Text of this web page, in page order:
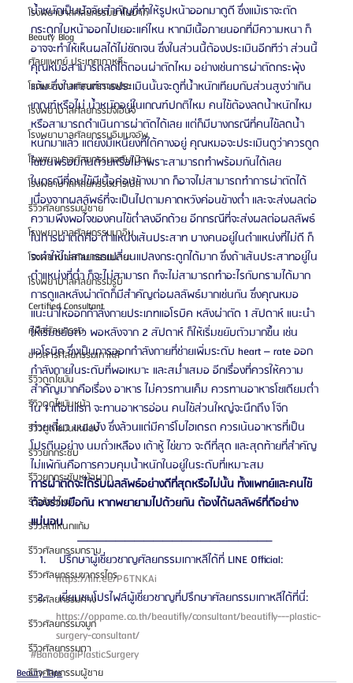
โรงพยาบาลศัลยกรรมบาโนบากิ
Beauty Blog
ศัลยแพทย์ ประเทศเกาหลี
โรงพยาบาลศัลยกรรมเฟรช
โรงพยาบาลศัลยกรรมจีเอ็นจี
โรงพยาบาลศัลยกรรมอิมเมจอัพ
โรงพยาบาลศัลยกรรมเจดับเบิลยู
โรงพยาบาลศัลยกรรมมาร์เบิ้ล
รีวิวศัลยกรรมผู้ชาย
โรงพยาบาลศัลยกรรมมาอิน
โรงพยาบาลศัลยกรรมนานะ
โรงพยาบาลศัลยกรรมรูบี
Certified Consultant
คู่มือศัลยกรรม
ข่าวสารศัลยกรรมเกาหลี
รีวิวดูดไขมัน
รีวิวดูดไขมันหน้า
รีวิวดูดไขมันเหนียง
รีวิวยกกระชับ
รีวิวยกกระชับหน้าผาก
รีวิวร้อยไหม
รีวิวลดโหนกแก้ม
รีวิวศัลยกรรมกราม
รีวิวศัลยกรรมขากรรไกร
รีวิวศัลยกรรมคาง
รีวิวศัลยกรรมจมูก
รีวิวศัลยกรรมตา
รีวิวศัลยกรรมผู้ชาย
น้ำหนักเป็นปัจจัยสำคัญที่ทำให้รูปหน้าออกมาดูดี ซึ่งแม้เราจะตัด
กระดูกใบหน้าออกไปเยอะแค่ไหน หากมีเนื้อภายนอกที่มีความหนา ก็
อาจจะทำให้เห็นผลได้ไม่ชัดเจน ซึ่งในส่วนนี้ต้องประเมินอีกทีว่า ส่วนนี้
คุณหมอสามารถลดได้ตอนผ่าตัดไหม อย่างเช่นการผ่าตัดกระพุ้ง
แก้ม ซึ่งในเกณฑ์การประเมินนั้นจะดูที่น้ำหนักเทียบกับส่วนสูงว่าเกิน
เกณฑ์หรือไม่ น้ำหนักอยู่ในเกณฑ์ปกติไหม คนไข้ต้องลดน้ำหนักไหม
หรือสามารถดำเนินการผ่าตัดได้เลย แต่ก็มีบางกรณีที่คนไข้ลดน้ำ
หนักมาแล้ว แต่ยังมีเหนียงที่ใต้คางอยู่ คุณหมอจะประเมินดูว่าควรดูด
ไขมันพร้อมกันด้วยหรือไม่ เพราะสามารถทำพร้อมกันได้เลย
ในกรณีที่คนไข้มีเนื้อค่อนข้างมาก ก็อาจไม่สามารถทำการผ่าตัดได้
เนื่องจากผลลัพธ์ที่จะเป็นไปตามคาดหวังค่อนข้างต่ำ และจะส่งผลต่อ
ความพึงพอใจของคนไข้ต่ำลงอีกด้วย อีกกรณีที่จะส่งผลต่อผลลัพธ์
ในการผ่าตัดคือ ตำแหน่งเส้นประสาท บางคนอยู่ในตำแหน่งที่ไม่ดี ก็
จะทำให้ไม่สามารถเปลี่ยนแปลงกระดูกได้มาก ซึ่งถ้าเส้นประสาทอยู่ใน
ตำแหน่งที่ต่ำ ก็จะไม่สามารถ ก็จะไม่สามารถทำอะไรกับกรามได้มาก
การดูแลหลังผ่าตัดก็มีสำคัญต่อผลลัพธ์มากเช่นกัน ซึ่งคุณหมอ
แนะนำให้ออกกำลังกายประเภทแอโรบิค หลังผ่าตัด 1 สัปดาห์ แนะนำ
ให้เริ่มขยับตัว พอหลังจาก 2 สัปดาห์ ก็ให้เริ่มขยับตัวมากขึ้น เช่น
แอโรบิค ซึ่งเป็นการออกกำลังกายที่ช่ายเพิ่มระดับ heart – rate ออก
กำลังกายในระดับที่พอเหมาะ และสม่ำเสมอ อีกเรื่องที่ควรให้ความ
สำคัญมากคือเรื่อง อาหาร ไม่ควรทานเค็ม ควรทานอาหารโซเดียมต่ำ
ใน 1 เดือนแรก จะทานอาหารอ่อน คนไข้ส่วนใหญ่จะนึกถึง โจ๊ก
ก๋วยเตี๋ยว ขนมปัง ซึ่งล้วนแต่มีคาร์โบไฮเดรต ควรเน้นอาหารที่เป็น
โปรตีนอย่าง นมถั่วเหลือง เต้าหู้ ไข่ขาว จะดีที่สุด และสุดท้ายที่สำคัญ
ไม่แพ้กันคือการควบคุมน้ำหนักในอยู่ในระดับที่เหมาะสม
การผ่าตัดจะได้รับผลลัพธ์อย่างดีที่สุดหรือไม่นั้น ทั้งแพทย์และคนไข้
ต้องร่วมมือกัน หากพยายามไปด้วยกัน ต้องได้ผลลัพธ์ที่ดีอย่าง
แน่นอน
————————————————————–
ปรึกษาผู้เชี่ยวชาญศัลยกรรมเกาหลีได้ที่ LINE Official:
https://lin.ee/P6TNKAi
เยี่ยมชมโปรไฟล์ผู้เชี่ยวชาญที่ปรึกษาศัลยกรรมเกาหลีได้ที่นี่:
https://oppame.co.th/beautifly/consultant/beautifly---plastic-
surgery-consultant/
#BanobagiPlasticSurgery
Beauty Tips